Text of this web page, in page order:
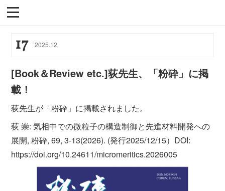
17 2025.12
[Book＆Review etc.]荻先生、「粉砕」に掲
載！
荻先生が「粉砕」に掲載されました。
荻 崇: 気相中での微粒子の構造制御と先進材料開発への
展開, 粉砕, 69, 3-13(2026). (発行2025/12/15）DOI:
https://doi.org/10.24611/micromeritics.2026005